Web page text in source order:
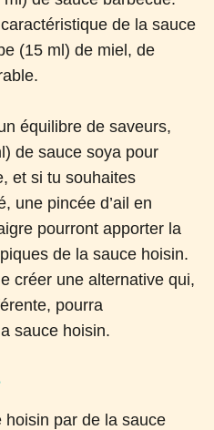
de la sauce
(15 ml) de miel, de
équilibre de saveurs,
de sauce soya pour
et si tu souhaites
une pincée d’ail en
pourront apporter la
de la sauce hoisin.
créer une alternative qui,
pourra
sauce hoisin.
hoisin par de la sauce